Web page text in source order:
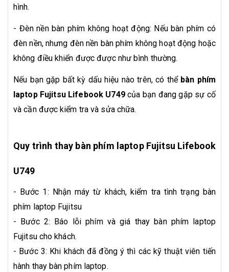
hình.
- Đèn nền bàn phím không hoạt động: Nếu bàn phím có
đèn nền, nhưng đèn nền bàn phím không hoạt động hoặc
không điều khiển được được như bình thường.
Nếu bạn gặp bất kỳ dấu hiệu nào trên, có thể bàn phím
laptop Fujitsu Lifebook U749của bạn đang gặp sự cố
và cần được kiểm tra và sửa chữa.
Quy trình thay bàn phím laptop Fujitsu Lifebook
U749
- Bước 1: Nhận máy từ khách, kiểm tra tình trạng bàn
phím laptop Fujitsu
- Bước 2: Báo lỗi phím và giá thay bàn phím laptop
Fujitsu cho khách.
- Bước 3: Khi khách đã đồng ý thì các kỹ thuật viên tiến
hành thay bàn phím laptop.